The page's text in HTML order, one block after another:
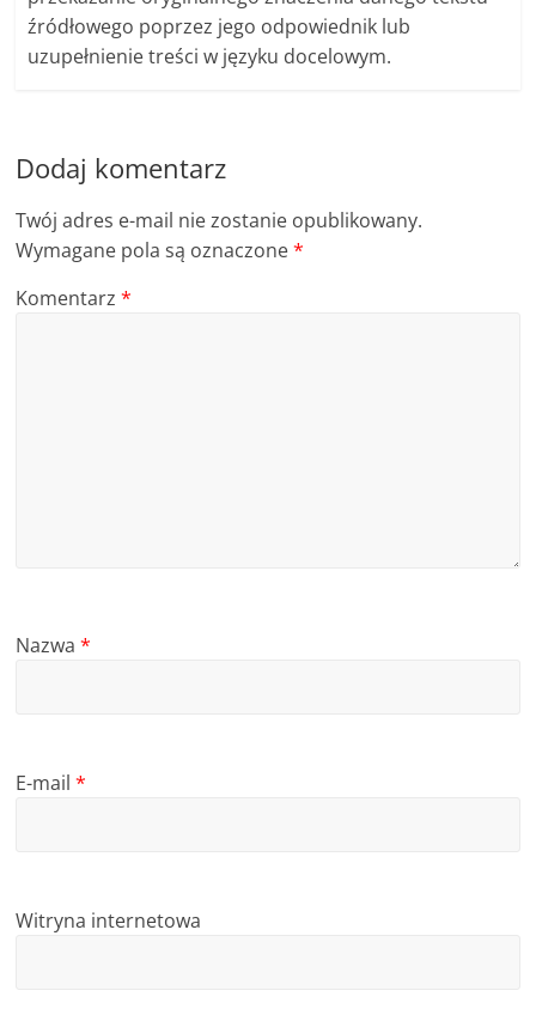
źródłowego poprzez jego odpowiednik lub
uzupełnienie treści w języku docelowym.
Dodaj komentarz
Twój adres e-mail nie zostanie opublikowany.
Wymagane pola są oznaczone*
Komentarz*
Nazwa*
E-mail*
Witryna internetowa